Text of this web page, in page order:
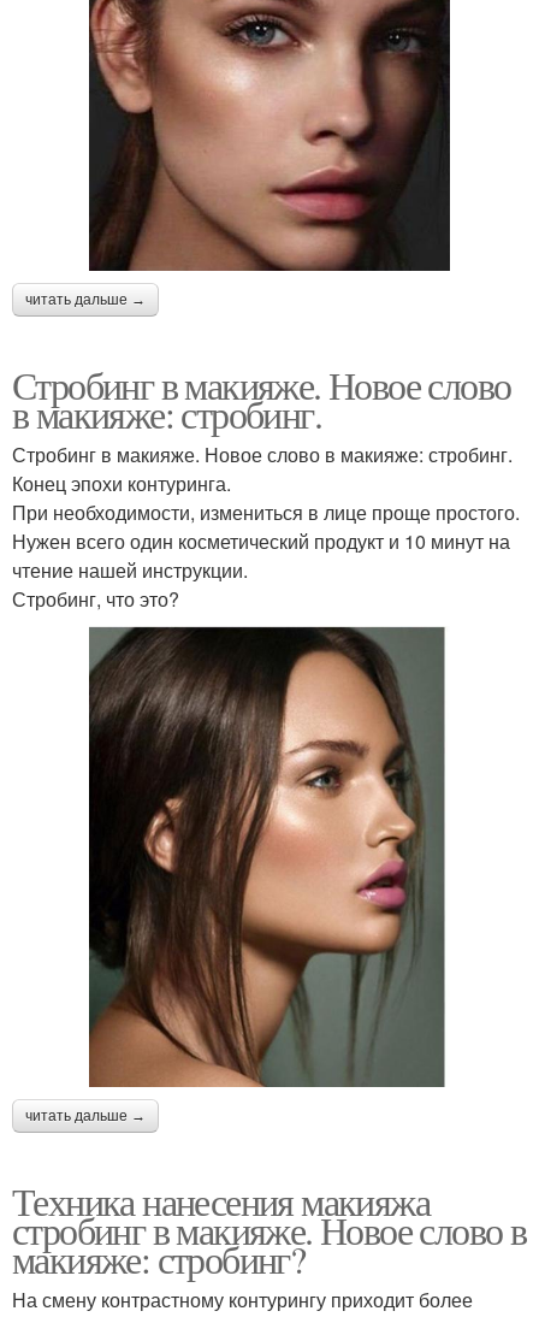
читать дальше →
Стробинг в макияже. Новое слово
в макияже: стробинг.
Стробинг в макияже. Новое слово в макияже: стробинг.
Конец эпохи контуринга.
При необходимости, измениться в лице проще простого.
Нужен всего один косметический продукт и 10 минут на
чтение нашей инструкции.
Стробинг, что это?
читать дальше →
Техника нанесения макияжа
стробинг в макияже. Новое слово в
макияже: стробинг?
На смену контрастному контурингу приходит более